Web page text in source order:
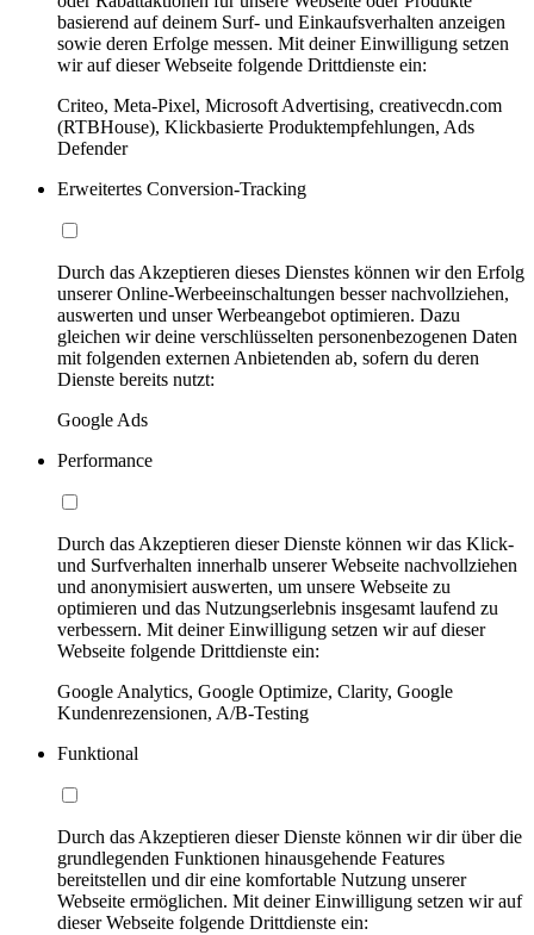
basierend auf deinem Surf- und Einkaufsverhalten anzeigen
sowie deren Erfolge messen. Mit deiner Einwilligung setzen
wir auf dieser Webseite folgende Drittdienste ein:
Criteo, Meta-Pixel, Microsoft Advertising, creativecdn.com
(RTBHouse), Klickbasierte Produktempfehlungen, Ads
Defender
Erweitertes Conversion-Tracking
Durch das Akzeptieren dieses Dienstes können wir den Erfolg
unserer Online-Werbeeinschaltungen besser nachvollziehen,
auswerten und unser Werbeangebot optimieren. Dazu
gleichen wir deine verschlüsselten personenbezogenen Daten
mit folgenden externen Anbietenden ab, sofern du deren
Dienste bereits nutzt:
Google Ads
Performance
Durch das Akzeptieren dieser Dienste können wir das Klick-
und Surfverhalten innerhalb unserer Webseite nachvollziehen
und anonymisiert auswerten, um unsere Webseite zu
optimieren und das Nutzungserlebnis insgesamt laufend zu
verbessern. Mit deiner Einwilligung setzen wir auf dieser
Webseite folgende Drittdienste ein:
Google Analytics, Google Optimize, Clarity, Google
Kundenrezensionen, A/B-Testing
Funktional
Durch das Akzeptieren dieser Dienste können wir dir über die
grundlegenden Funktionen hinausgehende Features
bereitstellen und dir eine komfortable Nutzung unserer
Webseite ermöglichen. Mit deiner Einwilligung setzen wir auf
dieser Webseite folgende Drittdienste ein: